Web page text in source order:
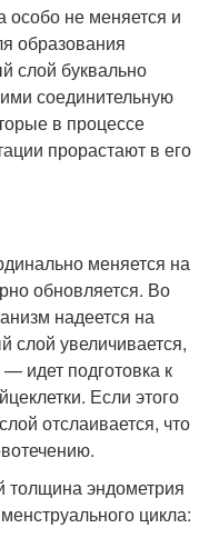
особо не меняется и
образования
слой буквально
соединительную
в процессе
прорастают в его
меняется на
обновляется. Во
надеется на
слой увеличивается,
идет подготовка к
Если этого
отслаивается, что
толщина эндометрия
цикла: